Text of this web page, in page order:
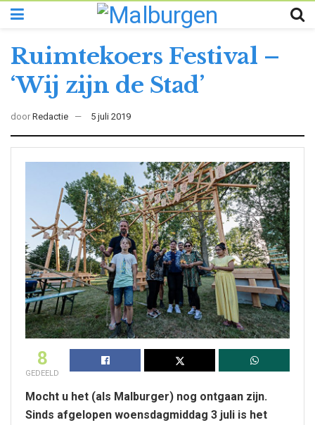
Ruimtekoers Festival –
‘Wij zijn de Stad’
door Redactie 5 juli 2019
8
GEDEELD
Mocht u het (als Malburger) nog ontgaan zijn.
Sinds afgelopen woensdagmiddag 3 juli is het